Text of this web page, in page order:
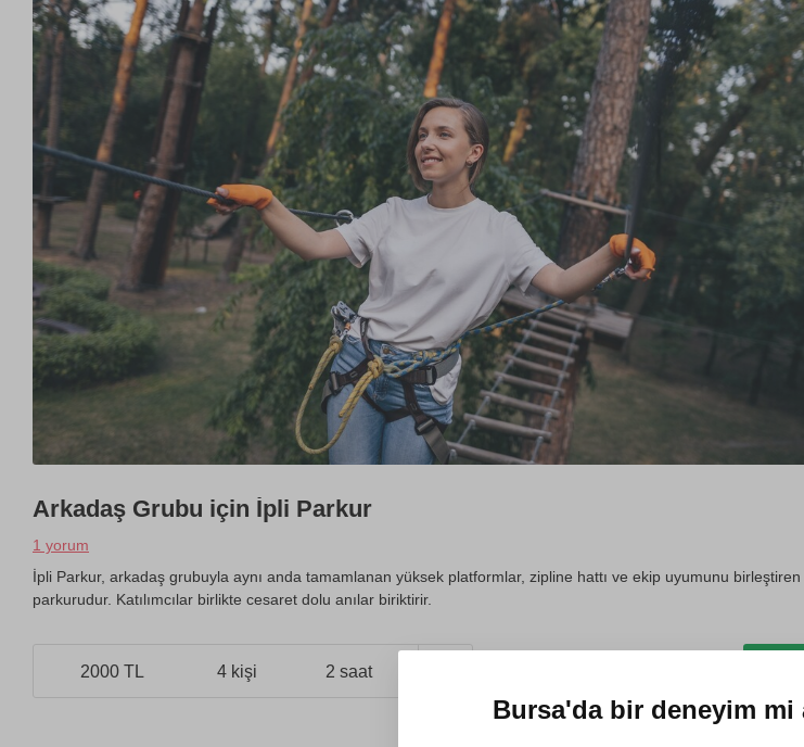
Arkadaş Grubu için İpli Parkur
1 yorum
İpli Parkur, arkadaş grubuyla aynı anda tamamlanan yüksek platformlar, zipline hattı ve ekip uyumunu
parkurudur. Katılımcılar birlikte cesaret dolu anılar biriktirir.
2000 TL 4 kişi 2 saat
Bursa'dabir deneyim mi